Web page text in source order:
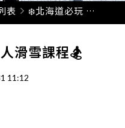
表 CURRENT: ❄️北海道必玩 | 專屬私人滑雪課程🏂
滑雪課程🏂
11:12